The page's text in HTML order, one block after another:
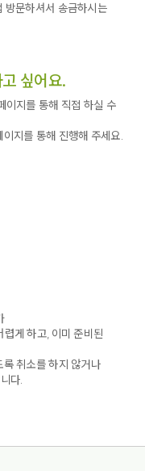
방문하셔서 송금하시는
싶어요.
이지를 통해 직접 하실 수
지를 통해 진행해 주세요.
게 하고, 이미 준비된
취소를 하지 않거나
다.